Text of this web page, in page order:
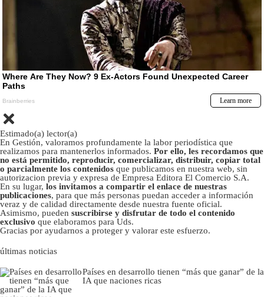
Estimado(a) lector(a)
En Gestión, valoramos profundamente la labor periodística que
realizamos para mantenerlos informados. Por ello, les recordamos que
no está permitido, reproducir, comercializar, distribuir, copiar total
o parcialmente los contenidos que publicamos en nuestra web, sin
autorizacion previa y expresa de Empresa Editora El Comercio S.A.
En su lugar, los invitamos a compartir el enlace de nuestras
publicaciones, para que más personas puedan acceder a información
veraz y de calidad directamente desde nuestra fuente oficial.
Asimismo, pueden suscribirse y disfrutar de todo el contenido
exclusivo que elaboramos para Uds.
Gracias por ayudarnos a proteger y valorar este esfuerzo.
últimas noticias
Países en desarrollo tienen “más que ganar” de la
IA que naciones ricas